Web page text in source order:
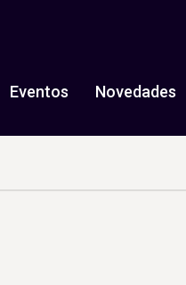
Eventos Novedades